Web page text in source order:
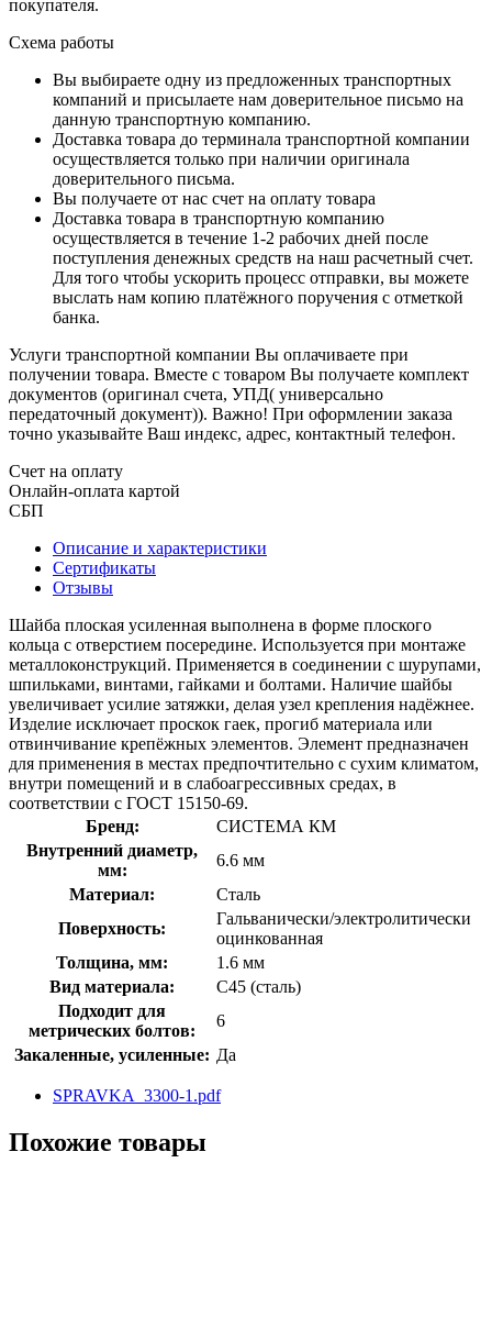
покупателя.
Схема работы
Вы выбираете одну из предложенных транспортных
компаний и присылаете нам доверительное письмо на
данную транспортную компанию.
Доставка товара до терминала транспортной компании
осуществляется только при наличии оригинала
доверительного письма.
Вы получаете от нас счет на оплату товара
Доставка товара в транспортную компанию
осуществляется в течение 1-2 рабочих дней после
поступления денежных средств на наш расчетный счет.
Для того чтобы ускорить процесс отправки, вы можете
выслать нам копию платёжного поручения с отметкой
банка.
Услуги транспортной компании Вы оплачиваете при
получении товара. Вместе с товаром Вы получаете комплект
документов (оригинал счета, УПД( универсально
передаточный документ)). Важно! При оформлении заказа
точно указывайте Ваш индекс, адрес, контактный телефон.
Счет на оплату
Онлайн-оплата картой
СБП
Описание и характеристики
Сертификаты
Отзывы
Шайба плоская усиленная выполнена в форме плоского
кольца с отверстием посередине. Используется при монтаже
металлоконструкций. Применяется в соединении с шурупами,
шпильками, винтами, гайками и болтами. Наличие шайбы
увеличивает усилие затяжки, делая узел крепления надёжнее.
Изделие исключает проскок гаек, прогиб материала или
отвинчивание крепёжных элементов. Элемент предназначен
для применения в местах предпочтительно с сухим климатом,
внутри помещений и в слабоагрессивных средах, в
соответствии с ГОСТ 15150-69.
Бренд:
СИСТЕМА КМ
Внутренний диаметр,
мм:
6.6 мм
Материал:
Сталь
Поверхность:
Гальванически/электролитически
оцинкованная
Толщина, мм:
1.6 мм
Вид материала:
C45 (сталь)
Подходит для
метрических болтов:
6
Закаленные, усиленные: Да
SPRAVKA_3300-1.pdf
Похожие товары